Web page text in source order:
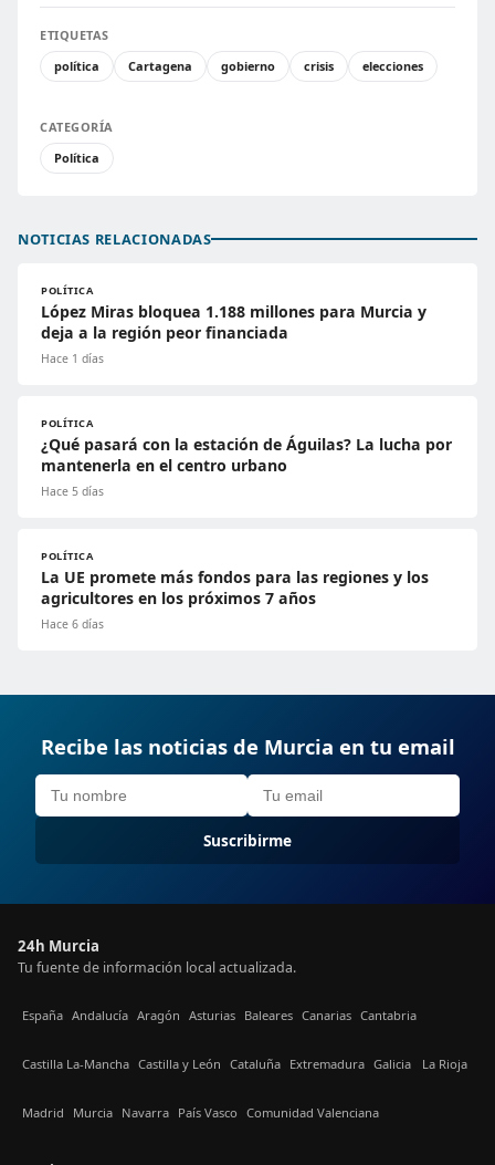
ETIQUETAS
política
Cartagena gobierno crisis elecciones
CATEGORÍA
Política
NOTICIAS RELACIONADAS
POLÍTICA
López Miras bloquea 1.188 millones para Murcia y
deja a la región peor financiada
Hace 1 días
POLÍTICA
¿Qué pasará con la estación de Águilas? La lucha por
mantenerla en el centro urbano
Hace 5 días
POLÍTICA
La UE promete más fondos para las regiones y los
agricultores en los próximos 7 años
Hace 6 días
Recibe las noticias de Murcia en tu email
Suscribirme
24h Murcia
Tu fuente de información local actualizada.
España Andalucía Aragón Asturias Baleares Canarias Cantabria
Castilla La-Mancha Castilla y León Cataluña Extremadura Galicia La Rioja
Madrid Murcia Navarra País Vasco Comunidad Valenciana